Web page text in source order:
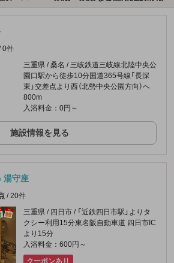
0件
三重県 / 桑名 / 三岐鉄道三岐線北陸中央公
園口駅から徒歩10分国道365号線「長深
東」交差点より西（北勢中央公園方向）へ
800m
入浴料金：0円～
施設情報を見る
湯守座
/ 20件
三重県 / 四日市 / 「近鉄四日市駅」よりタ
クシー利用15分東名阪自動車道 四日市IC
より15分
入浴料金：600円～
クーポンあり